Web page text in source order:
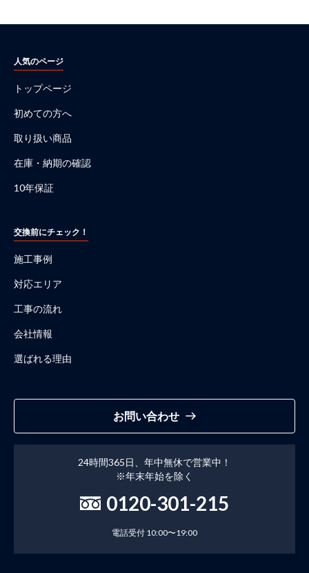
人気のページ
トップページ
初めての方へ
取り扱い商品
在庫・納期の確認
10年保証
交換前にチェック！
施工事例
対応エリア
工事の流れ
会社情報
選ばれる理由
お問い合わせ
24時間365日、年中無休で営業中！
※年末年始を除く
0120-301-215
電話受付 10:00〜19:00